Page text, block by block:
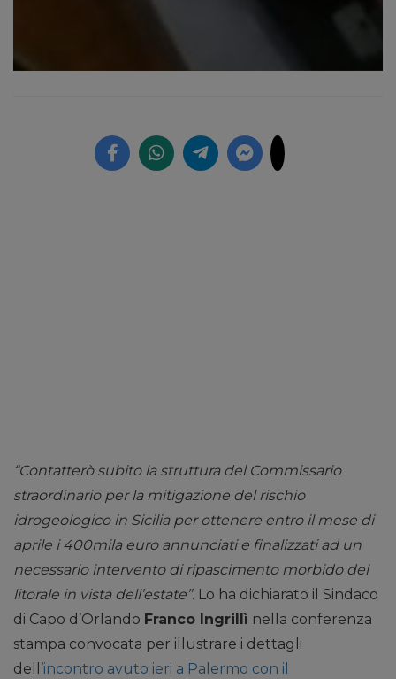
“Contatterò subito la struttura del Commissario
straordinario per la mitigazione del rischio
idrogeologico in Sicilia per ottenere entro il mese di
aprile i 400mila euro annunciati e finalizzati ad un
necessario intervento di ripascimento morbido del
litorale in vista dell’estate”. Lo ha dichiarato il Sindaco
di Capo d’Orlando Franco Ingrillì nella conferenza
stampa convocata per illustrare i dettagli
dell’incontro avuto ieri a Palermo con il